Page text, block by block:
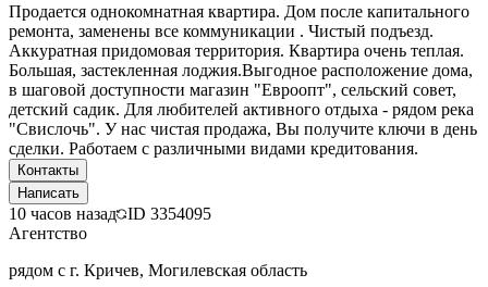
Продается однокомнатная квартира. Дом после капитального
ремонта, заменены все коммуникации . Чистый подъезд.
Аккуратная придомовая территория. Квартира очень теплая.
Большая, застекленная лоджия.Выгодное расположение дома,
в шаговой доступности магазин "Евроопт", сельский совет,
детский садик. Для любителей активного отдыха - рядом река
"Свислочь". У нас чистая продажа, Вы получите ключи в день
сделки. Работаем с различными видами кредитования.
Контакты
Написать
10 часов назад ID 3354095
Агентство
рядом с г. Кричев, Могилевская область